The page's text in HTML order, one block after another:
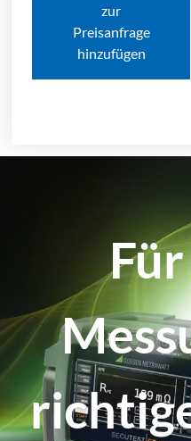
zur
Preisanfrage
hinzufügen